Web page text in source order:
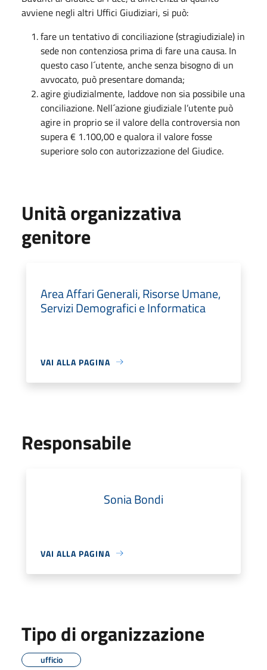
avviene negli altri Uffici Giudiziari, si può:
fare un tentativo di conciliazione (stragiudiziale) in
sede non contenziosa prima di fare una causa. In
questo caso l´utente, anche senza bisogno di un
avvocato, può presentare domanda;
agire giudizialmente, laddove non sia possibile una
conciliazione. Nell´azione giudiziale l’utente può
agire in proprio se il valore della controversia non
supera € 1.100,00 e qualora il valore fosse
superiore solo con autorizzazione del Giudice.
Unità organizzativa
genitore
Area Affari Generali, Risorse Umane,
Servizi Demografici e Informatica
VAI ALLA PAGINA
Responsabile
Sonia Bondi
VAI ALLA PAGINA
Tipo di organizzazione
ufficio